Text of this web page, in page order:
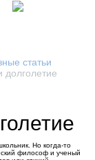
статьи
долголетие
Но когда-то
философ и ученый